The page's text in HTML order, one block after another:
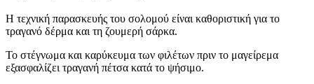
Η τεχνική παρασκευής του σολομού είναι καθοριστική για το
τραγανό δέρμα και τη ζουμερή σάρκα.
Το στέγνωμα και καρύκευμα των φιλέτων πριν το μαγείρεμα
εξασφαλίζει τραγανή πέτσα κατά το ψήσιμο.